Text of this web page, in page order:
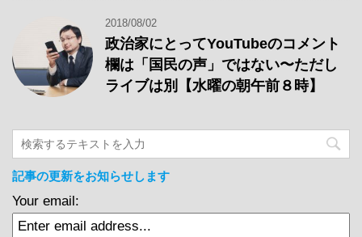
2018/08/02
政治家にとってYouTubeのコメント
欄は「国民の声」ではない〜ただし
ライブは別【水曜の朝午前８時】
記事の更新をお知らせします
Your email: